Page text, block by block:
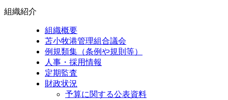
組織紹介
組織概要
苫小牧港管理組合議会
例規類集（条例や規則等）
人事・採用情報
定期監査
財政状況
予算に関する公表資料